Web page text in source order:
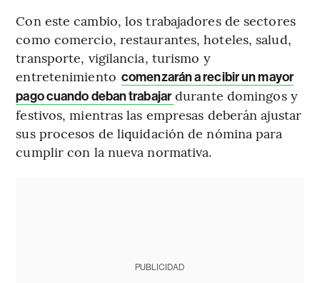
Con este cambio, los trabajadores de sectores
como comercio, restaurantes, hoteles, salud,
transporte, vigilancia, turismo y
entretenimiento comenzarán a recibir un mayor
pago cuando deban trabajar durante domingos y
festivos, mientras las empresas deberán ajustar
sus procesos de liquidación de nómina para
cumplir con la nueva normativa.
PUBLICIDAD